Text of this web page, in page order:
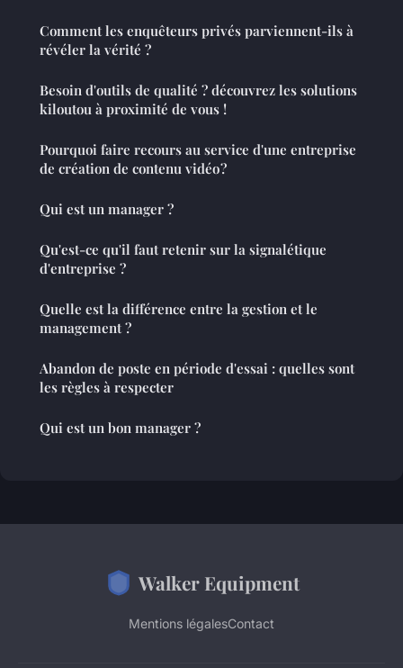
Comment les enquêteurs privés parviennent-ils à
révéler la vérité ?
Besoin d'outils de qualité ? découvrez les solutions
kiloutou à proximité de vous !
Pourquoi faire recours au service d'une entreprise
de création de contenu vidéo ?
Qui est un manager ?
Qu'est-ce qu'il faut retenir sur la signalétique
d'entreprise ?
Quelle est la différence entre la gestion et le
management ?
Abandon de poste en période d'essai : quelles sont
les règles à respecter
Qui est un bon manager ?
Walker Equipment
Mentions légalesContact